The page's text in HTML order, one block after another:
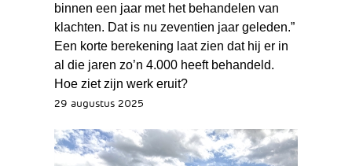
binnen een jaar met het behandelen van
klachten. Dat is nu zeventien jaar geleden.”
Een korte berekening laat zien dat hij er in
al die jaren zo’n 4.000 heeft behandeld.
Hoe ziet zijn werk eruit?
29 augustus 2025